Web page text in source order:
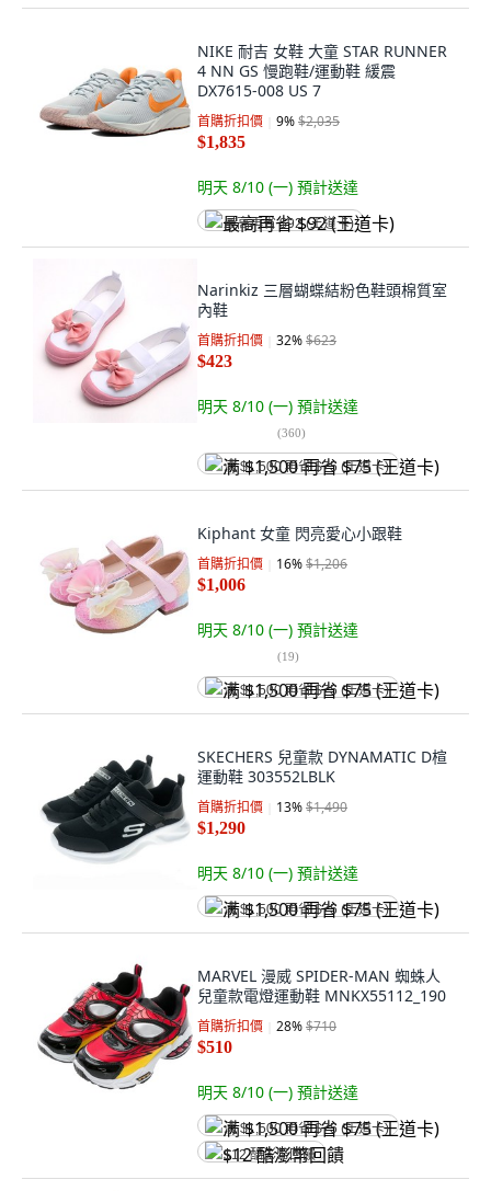
NIKE 耐吉 女鞋 大童 STAR RUNNER
4 NN GS 慢跑鞋/運動鞋 緩震
DX7615-008 US 7
首購折扣價 9%$2,035
$1,835
明天 8/10 (一) 預計送達
最高再省 $92 (王道卡)
Narinkiz 三層蝴蝶結粉色鞋頭棉質室
內鞋
首購折扣價 32%$623
$423
明天 8/10 (一) 預計送達
(360)
满 $1,500 再省 $75 (王道卡)
Kiphant 女童 閃亮愛心小跟鞋
首購折扣價 16%$1,206
$1,006
明天 8/10 (一) 預計送達
(19)
满 $1,500 再省 $75 (王道卡)
SKECHERS 兒童款 DYNAMATIC D楦
運動鞋 303552LBLK
首購折扣價 13%$1,490
$1,290
明天 8/10 (一) 預計送達
满 $1,500 再省 $75 (王道卡)
MARVEL 漫威 SPIDER-MAN 蜘蛛人
兒童款電燈運動鞋 MNKX55112_190
首購折扣價 28%$710
$510
明天 8/10 (一) 預計送達
满 $1,500 再省 $75 (王道卡)
$12 酷澎幣回饋